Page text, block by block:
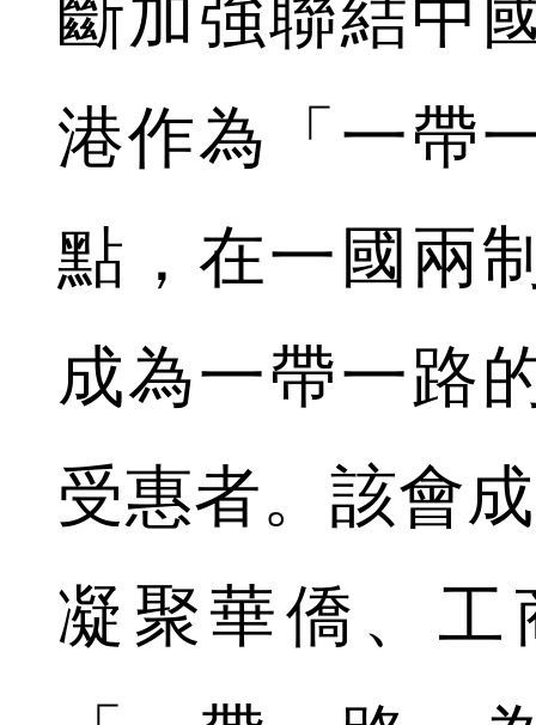
斷加強聯結中
港作為「一帶
點，在一國兩
成為一帶一路
受惠者。該會
凝聚華僑、